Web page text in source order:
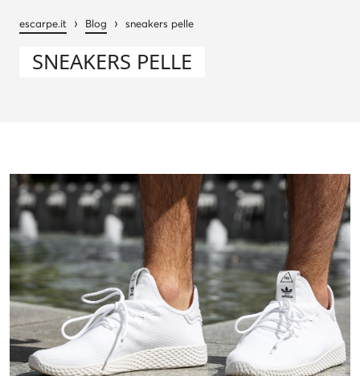
escarpe.it › Blog › sneakers pelle
SNEAKERS PELLE